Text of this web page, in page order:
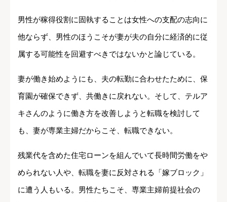
男性が稼得役割に固執することは女性への支配の志向に
他ならず、男性のほうこそが妻が夫の自分に経済的に従
属する可能性を回避すべきではないかと論じている。
妻が働き始めようにも、夫の転勤に合わせたために、保
育園が確保できず、共働きに戻れない。そして、テルア
キさんのように働き方を改善しようと転職を検討して
も、妻が専業主婦だからこそ、転職できない。
残業代を含めた住宅ローンを組んでいて長時間労働をや
められない人や、転職を妻に反対される「嫁ブロック」
に遭う人もいる。男性たちこそ、専業主婦前提社会の